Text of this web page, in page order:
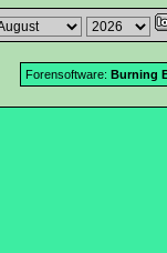
Forensoftware: Burning